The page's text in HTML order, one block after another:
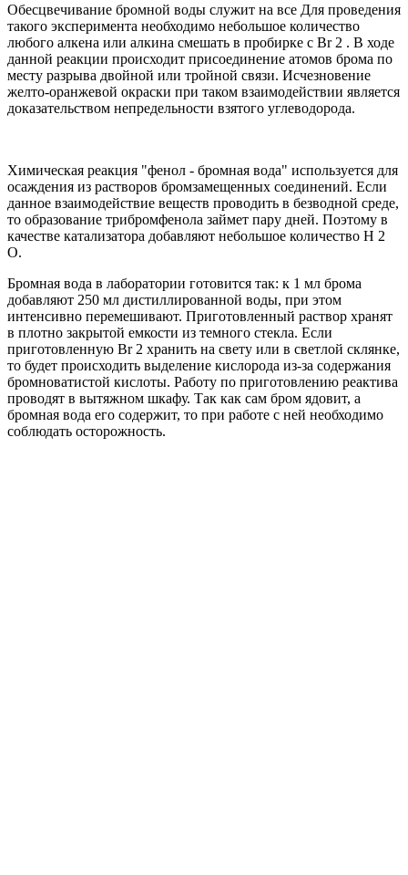
Обесцвечивание бромной воды служит на все Для проведения
такого эксперимента необходимо небольшое количество
любого алкена или алкина смешать в пробирке с Br 2 . В ходе
данной реакции происходит присоединение атомов брома по
месту разрыва двойной или тройной связи. Исчезновение
желто-оранжевой окраски при таком взаимодействии является
доказательством непредельности взятого углеводорода.
Химическая реакция "фенол - бромная вода" используется для
осаждения из растворов бромзамещенных соединений. Если
данное взаимодействие веществ проводить в безводной среде,
то образование трибромфенола займет пару дней. Поэтому в
качестве катализатора добавляют небольшое количество Н 2
О.
Бромная вода в лаборатории готовится так: к 1 мл брома
добавляют 250 мл дистиллированной воды, при этом
интенсивно перемешивают. Приготовленный раствор хранят
в плотно закрытой емкости из темного стекла. Если
приготовленную Br 2 хранить на свету или в светлой склянке,
то будет происходить выделение кислорода из-за содержания
бромноватистой кислоты. Работу по приготовлению реактива
проводят в вытяжном шкафу. Так как сам бром ядовит, а
бромная вода его содержит, то при работе с ней необходимо
соблюдать осторожность.